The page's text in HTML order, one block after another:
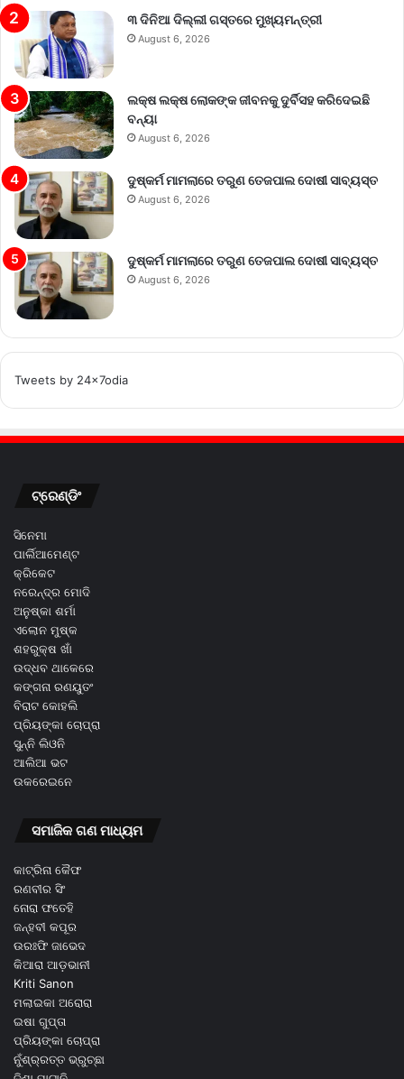
୩ ଦିନିଆ ଦିଲ୍ଲୀ ଗସ୍ତରେ ମୁଖ୍ୟମନ୍ତ୍ରୀ
August 6, 2026
ଲକ୍ଷ ଲକ୍ଷ ଲୋକଙ୍କ ଜୀବନକୁ ଦୁର୍ବିସହ କରିଦେଇଛି
ବନ୍ୟା
August 6, 2026
ଦୁଷ୍କର୍ମ ମାମଲାରେ ତରୁଣ ତେଜପାଲ ଦୋଷୀ ସାବ୍ୟସ୍ତ
August 6, 2026
ଦୁଷ୍କର୍ମ ମାମଲାରେ ତରୁଣ ତେଜପାଲ ଦୋଷୀ ସାବ୍ୟସ୍ତ
August 6, 2026
Tweets by 24x7odia
ଟ୍ରେଣ୍ଡିଂ
ସିନେମା
ପାର୍ଲିଆମେଣ୍ଟ
କ୍ରିକେଟ
ନରେନ୍ଦ୍ର ମୋଦି
ଅନୁଷ୍କା ଶର୍ମା
ଏଲୋନ ମୁଷ୍କ
ଶହରୁକ୍ଷ ଖାଁ
ଉଦ୍ଧବ ଥାକେରେ
କଙ୍ଗନା ରଣୟୁତଂ
ବିରାଟ କୋହଲି
ପ୍ରିୟଙ୍କା ଚୋପ୍ରା
ସୁନ୍ନି ଲିଓନି
ଆଲିଆ ଭଟ
ଉକରେଇନେ
ସମାଜିକ ଗଣ ମାଧ୍ୟମ
କାଟ୍ରିନା କୈଫ
ରଣବୀର ସିଂ
ନୋରା ଫତେହି
ଜନ୍ହବୀ କପୂର
ଉରଃଫି ଜାଭେଦ
କିଆରା ଆଡ଼ଭାନୀ
Kriti Sanon
ମଲାଇକା ଅରୋରା
ଇଷା ଗୁପ୍ତା
ପ୍ରିୟଙ୍କା ଚୋପ୍ରା
ନୁଁଶ୍ର୍ରତ୍ତ ଭ୍ରୁଚ୍ଛା